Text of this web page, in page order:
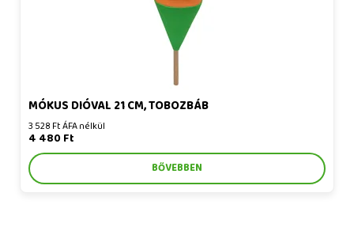
MÓKUS DIÓVAL 21 CM, TOBOZBÁB
3 528 Ft ÁFA nélkül
4 480 Ft
BŐVEBBEN